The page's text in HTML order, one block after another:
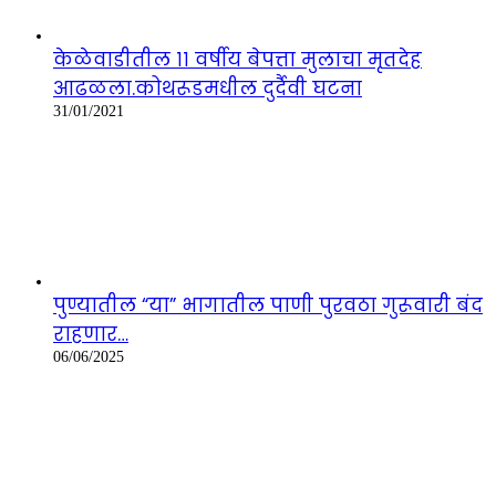
केळेवाडीतील ११ वर्षीय बेपत्ता मुलाचा मृतदेह
आढळला.कोथरूडमधील दुर्दैवी घटना
31/01/2021
पुण्यातील “या” भागातील पाणी पुरवठा गुरूवारी बंद
राहणार…
06/06/2025